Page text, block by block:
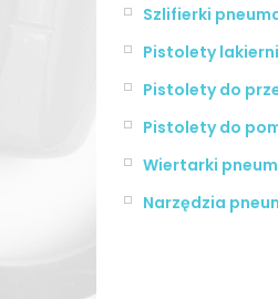
Szlifierki
Pistolety
Pistolety do
Pistolety do
Wiertarki
Narzędzia